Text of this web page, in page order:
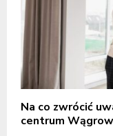
Na co zwrócić
centrum